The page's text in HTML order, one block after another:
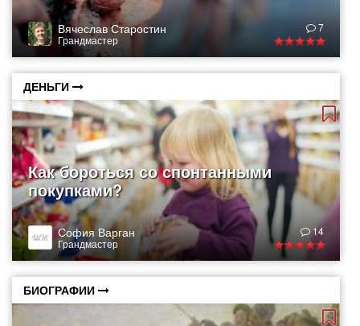
Вячеслав Старостин
Грандмастер
7
ДЕНЬГИ
Как бороться со спонтанными
покупками?
София Варган
Грандмастер
14
БИОГРАФИИ